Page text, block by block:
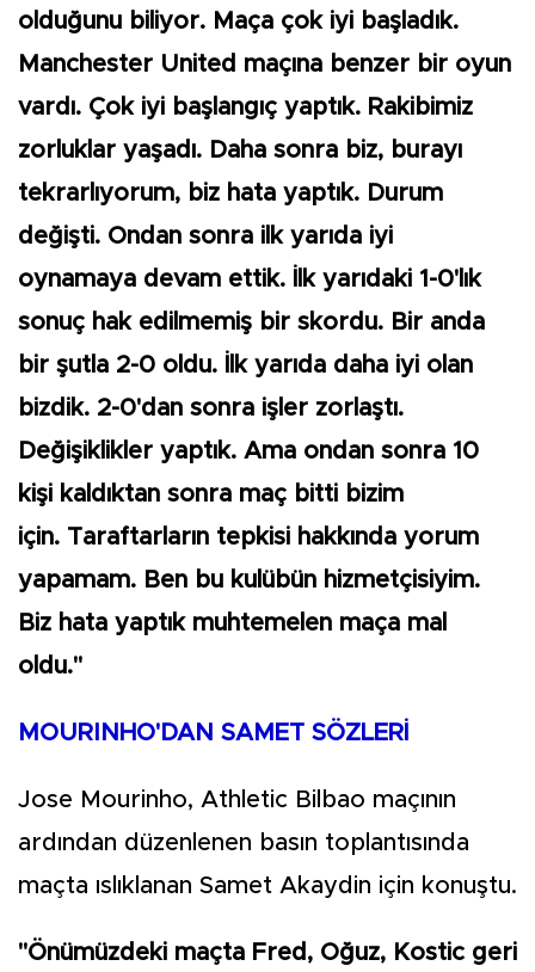
olduğunu biliyor. Maça çok iyi başladık.
Manchester United maçına benzer bir oyun
vardı. Çok iyi başlangıç yaptık. Rakibimiz
zorluklar yaşadı. Daha sonra biz, burayı
tekrarlıyorum, biz hata yaptık. Durum
değişti. Ondan sonra ilk yarıda iyi
oynamaya devam ettik. İlk yarıdaki 1-0'lık
sonuç hak edilmemiş bir skordu. Bir anda
bir şutla 2-0 oldu. İlk yarıda daha iyi olan
bizdik. 2-0'dan sonra işler zorlaştı.
Değişiklikler yaptık. Ama ondan sonra 10
kişi kaldıktan sonra maç bitti bizim
için. Taraftarların tepkisi hakkında yorum
yapamam. Ben bu kulübün hizmetçisiyim.
Biz hata yaptık muhtemelen maça mal
oldu."
MOURINHO'DAN SAMET SÖZLERİ
Jose Mourinho, Athletic Bilbao maçının
ardından düzenlenen basın toplantısında
maçta ıslıklanan Samet Akaydin için konuştu.
"Önümüzdeki maçta Fred, Oğuz, Kostic geri